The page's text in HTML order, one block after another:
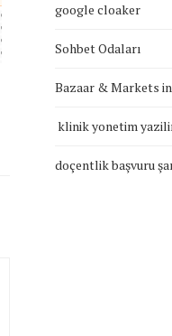
klinik yonetim
google cloaker
Sohbet Odaları
Bazaar & Markets
klinik yonetim
doçentlik başvuru